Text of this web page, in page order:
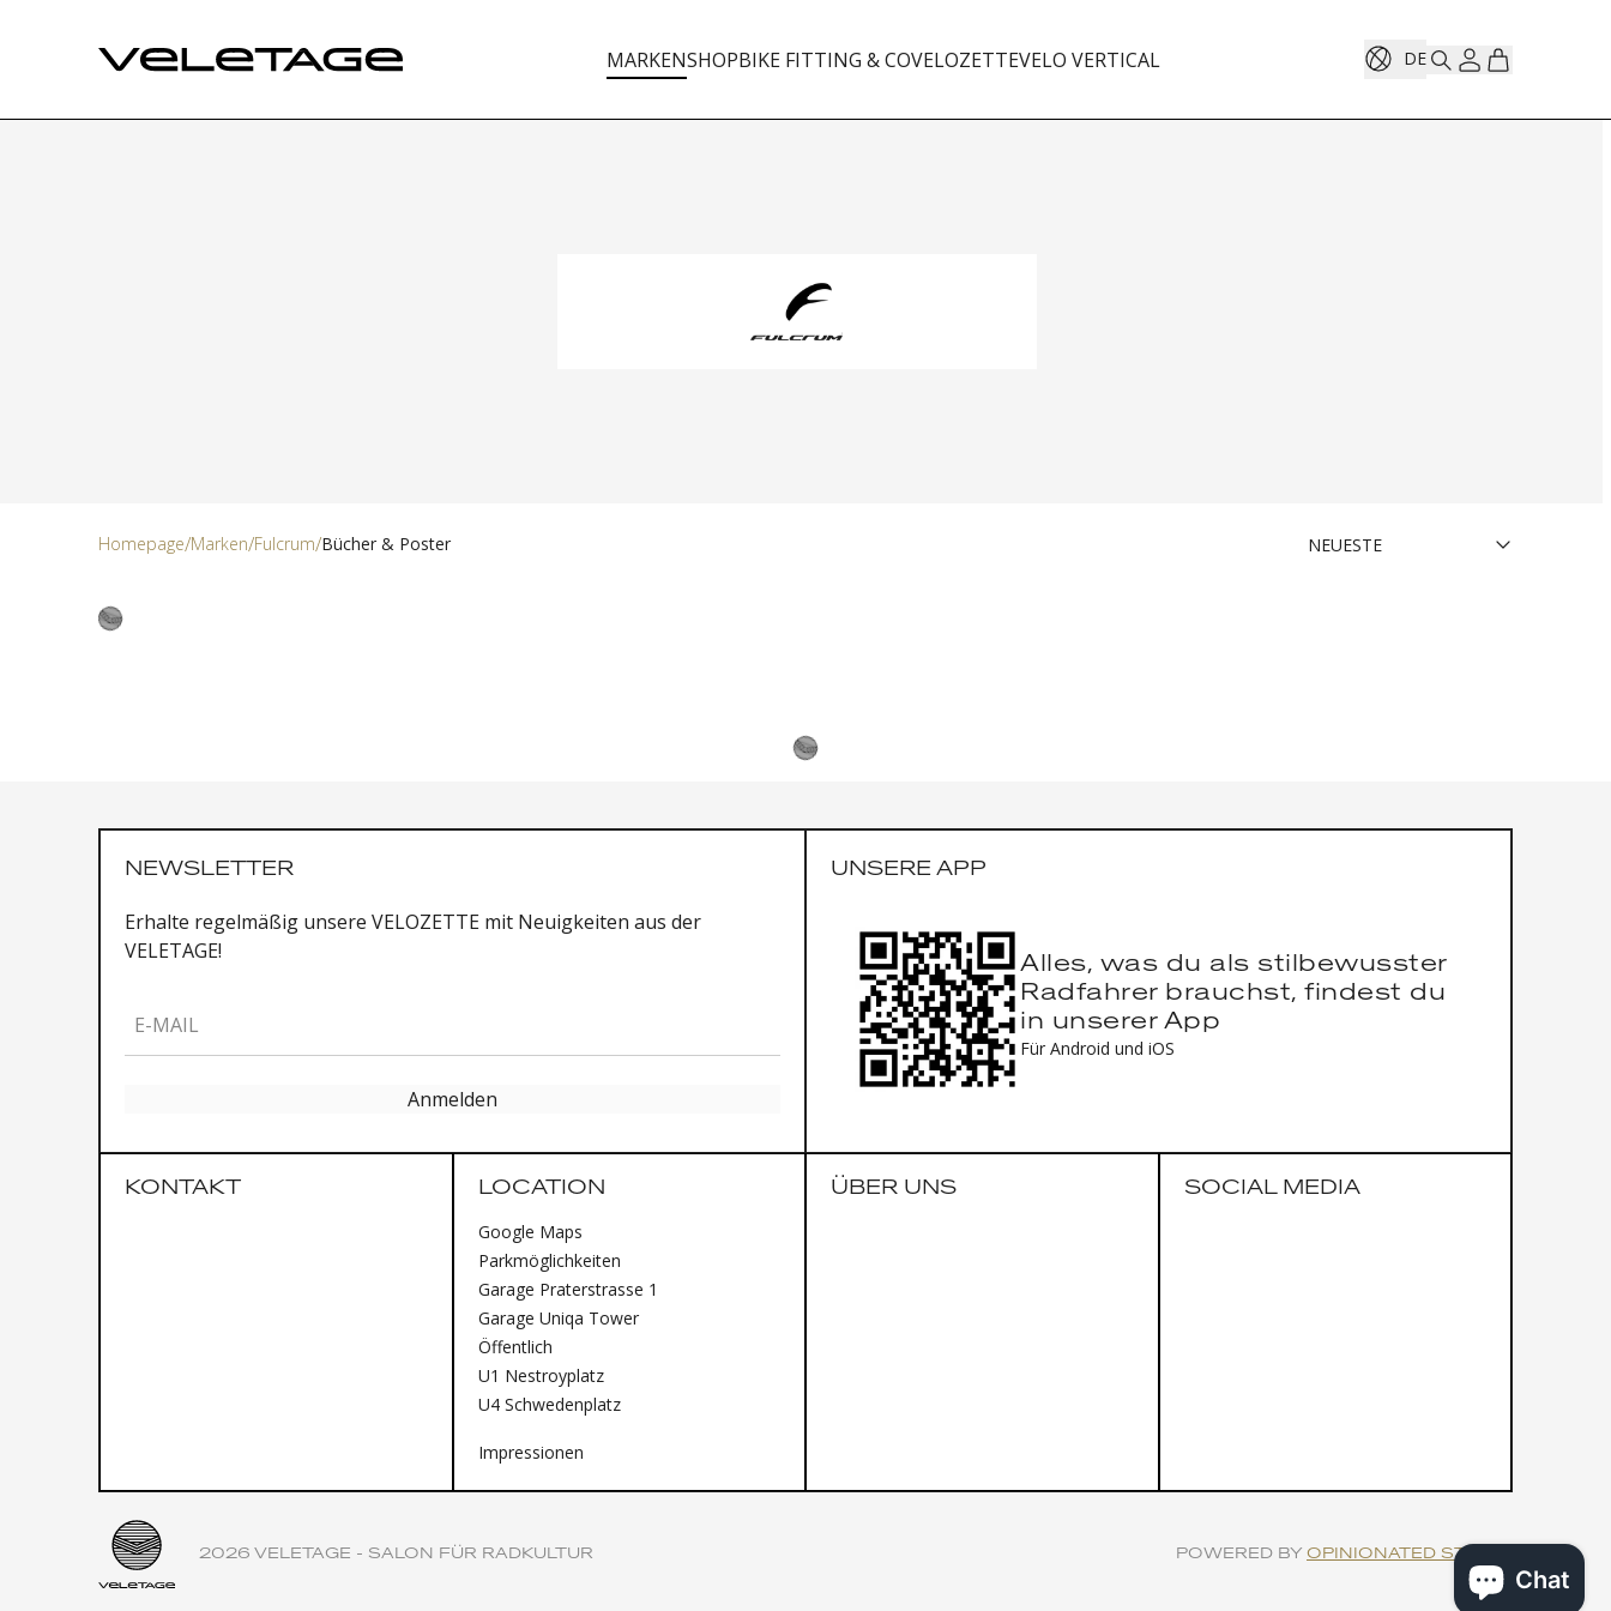
MARKENSHOPBIKE FITTING & COVELOZETTEVELO VERTICAL DE
Homepage Marken Fulcrum Bücher & Poster
NEWSLETTER
Erhalte regelmäßig unsere VELOZETTE mit Neuigkeiten aus der
VELETAGE!
E-MAIL
Anmelden
UNSERE APP
Alles, was du als stilbewusster
Radfahrer brauchst, findest du
in unserer App
Für Android und iOS
KONTAKT LOCATION
Google Maps
Parkmöglichkeiten
Garage Praterstrasse 1
Garage Uniqa Tower
Öffentlich
U1 Nestroyplatz
U4 Schwedenplatz
Impressionen
ÜBER UNS SOCIAL MEDIA
2026 VELETAGE - SALON FÜR RADKULTUR POWERED BY OPINIONATED STUDIO